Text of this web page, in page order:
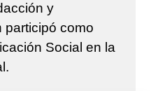
y
participó como
Social en la